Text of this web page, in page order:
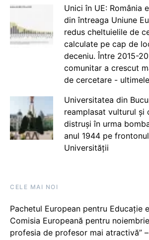
Unici în UE: România
din întreaga Uniune
redus cheltuielile de
calculate pe cap de
deceniu. Între 2015-
comunitar a crescut
de cercetare -
Universitatea din
reamplasat vulturul și
distruși în urma
anul 1944 pe
Universității
CELE MAI NOI
Pachetul European pentru Educație
Comisia Europeană pentru
profesia de profesor mai atractivă”